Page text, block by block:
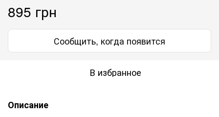
895 грн
Сообщить, когда появится
В избранное
Описание